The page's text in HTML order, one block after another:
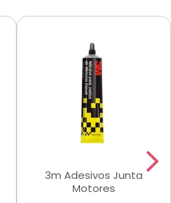
3m Adesivos Junta
Motores